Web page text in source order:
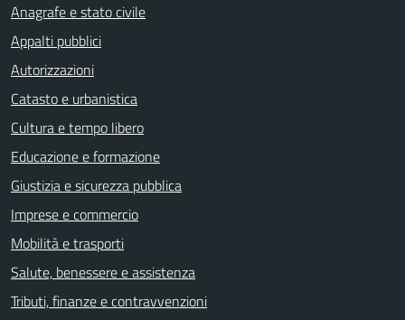
Anagrafe e stato civile
Appalti pubblici
Autorizzazioni
Catasto e urbanistica
Cultura e tempo libero
Educazione e formazione
Giustizia e sicurezza pubblica
Imprese e commercio
Mobilità e trasporti
Salute, benessere e assistenza
Tributi, finanze e contravvenzioni